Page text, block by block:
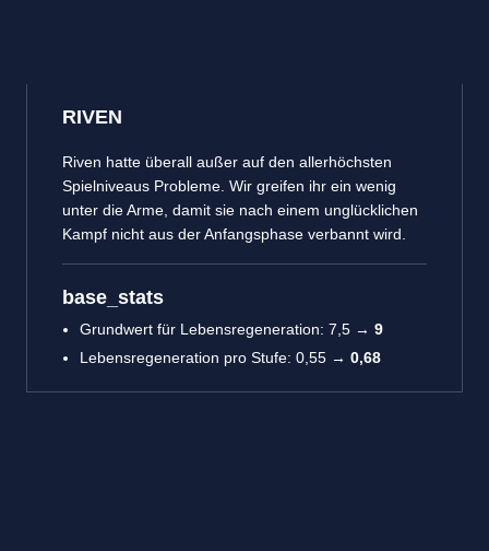
RIVEN
Riven hatte überall außer auf den allerhöchsten
Spielniveaus Probleme. Wir greifen ihr ein wenig
unter die Arme, damit sie nach einem unglücklichen
Kampf nicht aus der Anfangsphase verbannt wird.
base_stats
Grundwert für Lebensregeneration: 7,5 → 9
Lebensregeneration pro Stufe: 0,55 → 0,68